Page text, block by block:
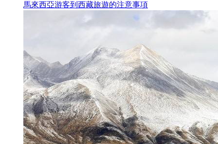
馬來西亞游客到西藏旅遊的注意事項